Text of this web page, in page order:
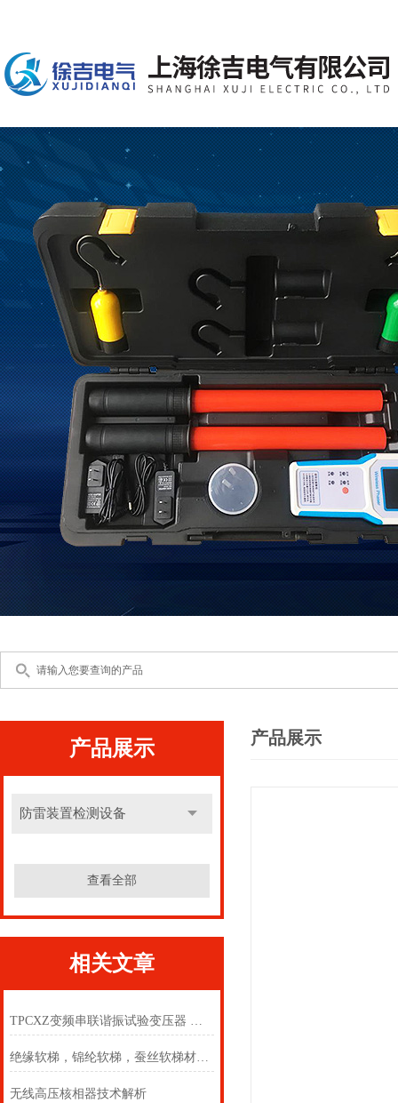
产品展示
防雷装置检测设备
查看全部
相关文章
TPCXZ变频串联谐振试验变压器 变频串联谐振试验变压器
绝缘软梯，锦纶软梯，蚕丝软梯材质 防潮绝缘软梯，方管型软梯
无线高压核相器技术解析
产品展示